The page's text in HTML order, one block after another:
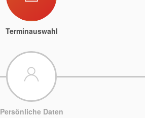
Terminauswahl
Persönliche Daten